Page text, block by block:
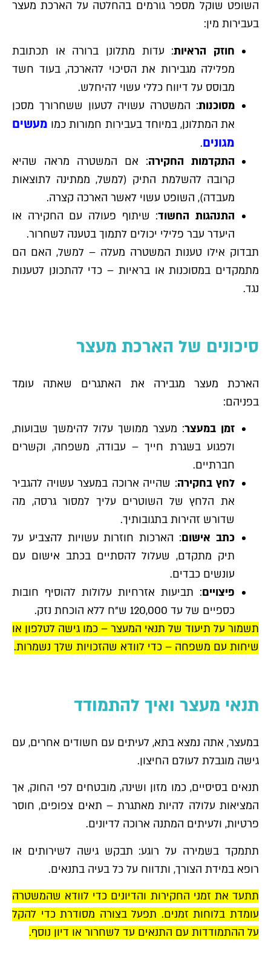
השופט שוקל מספר גורמים בהחלטה על הארכת מעצר
בעבירות מין:
חוזק הראיות: עדות מתלונן ברורה או תכתובת
מפלילה מגבירות את הסיכוי להארכה, בעוד חשד
מבוסס על דיווח כללי עשוי להיחלש.
מסוכנות: המשטרה עשויה לטעון ששחרורך מסכן
את המתלונן, במיוחד בעבירות חמורות כמו מעשים
מגונים.
התקדמות החקירה: אם המשטרה מראה שהיא
קרובה להשלמת התיק (למשל, ממתינה לתוצאות
מעבדה), השופט עשוי לאשר הארכה קצרה.
התנהגות החשוד: שיתוף פעולה עם החקירה או
היעדר עבר פלילי יכולים לתמוך בטענה לשחרור.
תבדוק אילו טענות המשטרה מעלה – למשל, האם הם
מתמקדים במסוכנות או בראיות – כדי להתכונן לטענות
נגד.
סיכונים של הארכת מעצר
הארכת מעצר מגבירה את האתגרים שאתה עומד
בפניהם:
זמן במעצר: מעצר ממושך עלול להימשך שבועות,
ולפגוע בשגרת חייך – עבודה, משפחה, וקשרים
חברתיים.
לחץ בחקירה: שהייה ארוכה במעצר עשויה להגביר
את הלחץ של השוטרים עליך למסור גרסה, מה
שדורש זהירות בתגובותיך.
כתב אישום: הארכות חוזרות עשויות להצביע על
תיק מתקדם, שעלול להסתיים בכתב אישום עם
עונשים כבדים.
פיצויים: תביעות אזרחיות עלולות להוסיף חובות
כספיים של עד 120,000 ש"ח ללא הוכחת נזק.
תשמור על תיעוד של תנאי המעצר – כמו גישה לטלפון או
שיחות עם משפחה – כדי לוודא שהזכויות שלך נשמרות.
תנאי מעצר ואיך להתמודד
במעצר, אתה נמצא בתא, לעיתים עם חשודים אחרים, עם
גישה מוגבלת לעולם החיצון.
תנאים בסיסיים, כמו מזון ושינה, מובטחים לפי החוק, אך
המציאות עלולה להיות מאתגרת – תאים צפופים, חוסר
פרטיות, ולעיתים המתנה ארוכה לדיונים.
תתמקד בשמירה על רוגע: תבקש גישה לשירותים או
רופא במידת הצורך, ותדווח על כל בעיה בתנאים.
תתעד את זמני החקירות והדיונים כדי לוודא שהמשטרה
עומדת בלוחות זמנים. תפעל בצורה מסודרת כדי להקל
על ההתמודדות עם התנאים עד לשחרור או דיון נוסף.